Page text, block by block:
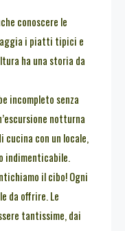
conoscere le
i piatti tipici e
ha una storia da
incompleto senza
notturna
cucina con un locale,
indimenticabile.
il cibo! Ogni
da offrire. Le
tantissime, dai